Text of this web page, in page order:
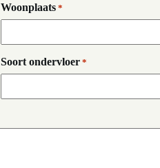
Woonplaats *
Soort ondervloer *